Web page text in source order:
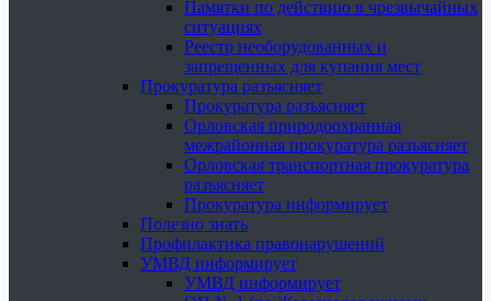
Памятки по действию в чрезвычайных
ситуациях
Реестр необорудованных и
запрещенных для купания мест
Прокуратура разъясняет
Прокуратура разъясняет
Орловская природоохранная
межрайонная прокуратура разъясняет
Орловская транспортная прокуратура
разъясняет
Прокуратура информирует
Полезно знать
Профилактика правонарушений
УМВД информирует
УМВД информирует